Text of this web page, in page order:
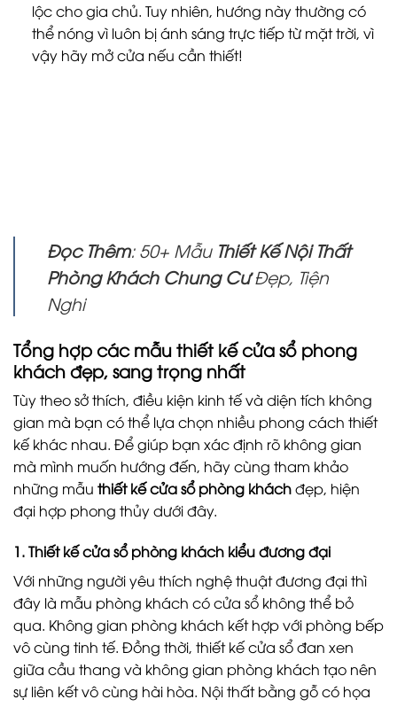
lộc cho gia chủ. Tuy nhiên, hướng này thường có
thể nóng vì luôn bị ánh sáng trực tiếp từ mặt trời, vì
vậy hãy mở cửa nếu cần thiết!
Đọc Thêm: 50+ Mẫu Thiết Kế Nội Thất
Phòng Khách Chung CưĐẹp, Tiện
Nghi
Tổng hợp các mẫu thiết kế cửa sổ phong
khách đẹp, sang trọng nhất
Tùy theo sở thích, điều kiện kinh tế và diện tích không
gian mà bạn có thể lựa chọn nhiều phong cách thiết
kế khác nhau. Để giúp bạn xác định rõ không gian
mà mình muốn hướng đến, hãy cùng tham khảo
những mẫu thiết kế cửa sổ phòng kháchđẹp, hiện
đại hợp phong thủy dưới đây.
1. Thiết kế cửa sổ phòng khách kiểu đương đại
Với những người yêu thích nghệ thuật đương đại thì
đây là mẫu phòng khách có cửa sổ không thể bỏ
qua. Không gian phòng khách kết hợp với phòng bếp
vô cùng tinh tế. Đồng thời, thiết kế cửa sổ đan xen
giữa cầu thang và không gian phòng khách tạo nên
sự liên kết vô cùng hài hòa. Nội thất bằng gỗ có họa